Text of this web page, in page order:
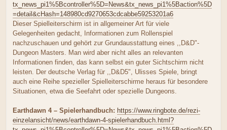
tx_news_pi1%5Bcontroller%5D=News&tx_news_pi1%5Baction%5D
=detail&cHash=148980cd9270653cdcabbe59253201a6
Dieser Spielleiterschirm ist in allgemeiner Art für viele
Gelegenheiten gedacht, Informationen zum Rollenspiel
nachzuschauen und gehört zur Grundausstattung eines ,,D&D"-
Dungeon Masters. Man wird aber nicht alles an relevanten
Informationen finden, das kann selbst ein guter Sichtschirm nicht
leisten. Der deutsche Verlag für ,,D&D5", Ulisses Spiele, bringt
auch eine Reihe spezieller Spielleiterschirme heraus für besondere
Situationen, etwa die Seefahrt oder spezielle Dungeons.
Earthdawn 4 – Spielerhandbuch: https://www.ringbote.de/rezi-
einzelansicht/news/earthdawn-4-spielerhandbuch.html?